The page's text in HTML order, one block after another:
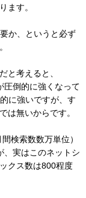
ます。
か、というと必ず
と考えると、
倒的に強くなって
に強いですが、す
は無いからです。
検索数数万単位）
、実はこのネットシ
クス数は800程度